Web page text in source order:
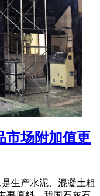
市场附加值更
生产水泥、混凝土粗